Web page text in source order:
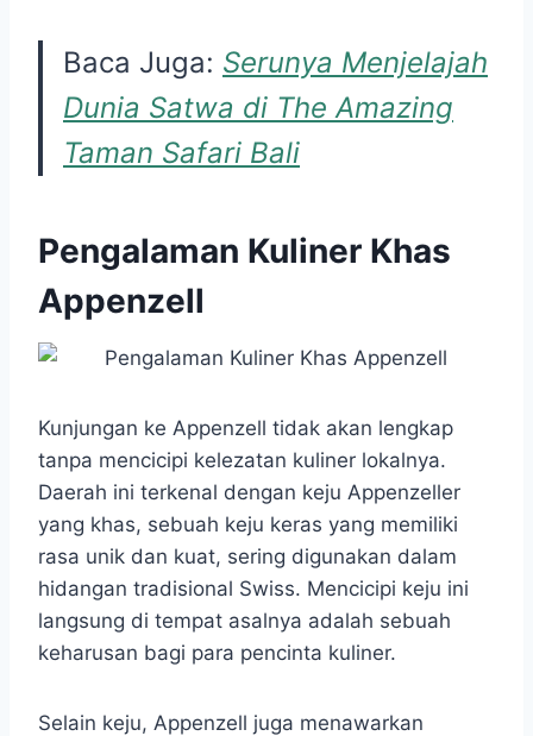
Baca Juga: Serunya Menjelajah
Dunia Satwa di The Amazing
Taman Safari Bali
Pengalaman Kuliner Khas
Appenzell
Kunjungan ke Appenzell tidak akan lengkap
tanpa mencicipi kelezatan kuliner lokalnya.
Daerah ini terkenal dengan keju Appenzeller
yang khas, sebuah keju keras yang memiliki
rasa unik dan kuat, sering digunakan dalam
hidangan tradisional Swiss. Mencicipi keju ini
langsung di tempat asalnya adalah sebuah
keharusan bagi para pencinta kuliner.
Selain keju, Appenzell juga menawarkan